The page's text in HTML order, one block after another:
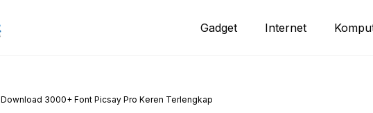
Gadget Internet
Download 3000+ Font Picsay Pro Keren Terlengkap